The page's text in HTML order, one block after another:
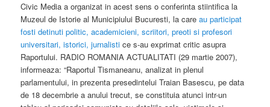
Civic Media a organizat in acest sens o conferinta stiintifica la
Muzeul de Istorie al Municipiului Bucuresti, la careau participat
fosti detinuti politic, academicieni, scriitori, preoti si profesori
universitari, istorici, jurnalisti ce s-au exprimat critic asupra
Raportului. RADIO ROMANIA ACTUALITATI (29 martie 2007),
informeaza: “Raportul Tismaneanu, analizat in plenul
parlamentului, in prezenta presedintelui Traian Basescu, pe data
de 18 decembrie a anului trecut, se constituia atunci intr-un